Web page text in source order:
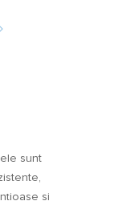
sunt
și